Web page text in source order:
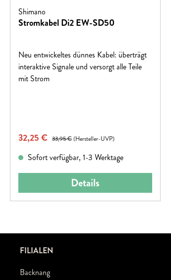
Shimano
Stromkabel Di2 EW-SD50
Neu entwickeltes dünnes Kabel: überträgt
interaktive Signale und versorgt alle Teile
mit Strom
Verkaufspreis:
32,25 € Regulärer Preis:
33,95 €(Hersteller-UVP)
Sofort verfügbar, 1-3 Werktage
Details
FILIALEN
Backnang